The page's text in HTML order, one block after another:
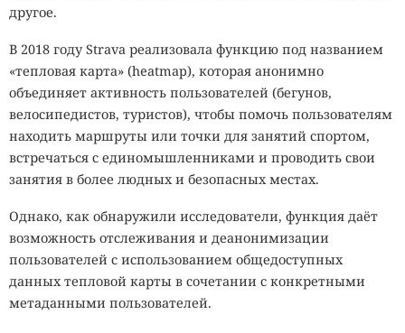
другое.
В 2018 году Strava реализовала функцию под названием
«тепловая карта» (heatmap), которая анонимно
объединяет активность пользователей (бегунов,
велосипедистов, туристов), чтобы помочь пользователям
находить маршруты или точки для занятий спортом,
встречаться с единомышленниками и проводить свои
занятия в более людных и безопасных местах.
Однако, как обнаружили исследователи, функция даёт
возможность отслеживания и деанонимизации
пользователей с использованием общедоступных
данных тепловой карты в сочетании с конкретными
метаданными пользователей.